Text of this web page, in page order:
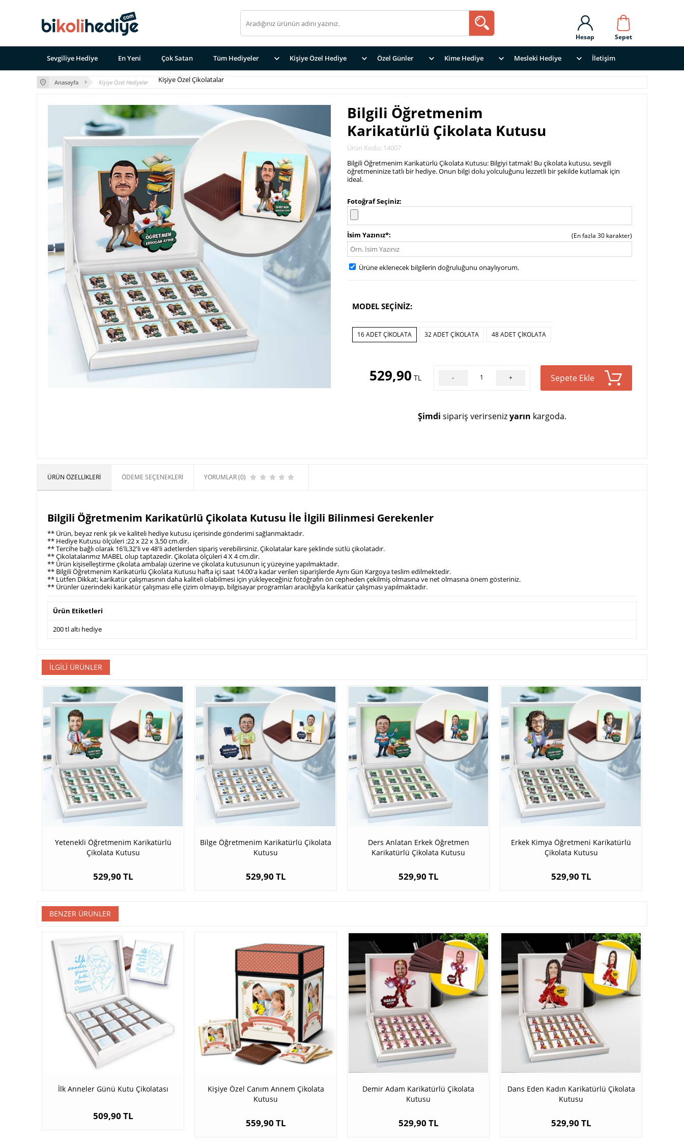
Sepet
Hesap
Sevgiliye Hediye En Yeni Çok Satan Tüm Hediyeler Kişiye Özel Hediye Özel Günler Kime Hediye Mesleki Hediye İletişim
Anasayfa Kişiye Özel Hediyeler Kişiye Özel Çikolatalar
Bilgili Öğretmenim
Karikatürlü Çikolata Kutusu
Ürün Kodu: 14007
Bilgili Öğretmenim Karikatürlü Çikolata Kutusu: Bilgiyi tatmak! Bu çikolata kutusu, sevgili
öğretmeninize tatlı bir hediye. Onun bilgi dolu yolculuğunu lezzetli bir şekilde kutlamak için
ideal.
Fotoğraf Seçiniz
İsim Yazınız* (En fazla 30 karakter)
Ürüne eklenecek bilgilerin doğruluğunu onaylıyorum.
MODEL SEÇİNİZ:
16 ADET ÇIKOLATA 32 ADET ÇIKOLATA 48 ADET ÇIKOLATA
529,90 TL - + Sepete Ekle
Şimdi sipariş verirsenizyarın kargoda.
ÜRÜN ÖZELLIKLERI ÖDEME SEÇENEKLERI YORUMLAR (0)
Bilgili Öğretmenim Karikatürlü Çikolata Kutusu İle İlgili Bilinmesi Gerekenler
** Ürün, beyaz renk şık ve kaliteli hediye kutusu içerisinde gönderimi sağlanmaktadır.
** Hediye Kutusu ölçüleri :22 x 22 x 3,50 cm.dir.
** Tercihe bağlı olarak 16'li,32'li ve 48'li adetlerden sipariş verebilirsiniz. Çikolatalar kare şeklinde sütlü çikolatadır.
** Çikolatalarımız MABEL olup taptazedir. Çikolata ölçüleri 4 X 4 cm.dir.
** Ürün kişiselleştirme çikolata ambalajı üzerine ve çikolata kutusunun iç yüzeyine yapılmaktadır.
** Bilgili Öğretmenim Karikatürlü Çikolata Kutusu hafta içi saat 14.00'a kadar verilen siparişlerde Aynı Gün Kargoya teslim edilmektedir.
** Lütfen Dikkat; karikatür çalışmasının daha kaliteli olabilmesi için yükleyeceğiniz fotoğrafın ön cepheden çekilmiş olmasına ve net olmasına önem gösteriniz.
** Ürünler üzerindeki karikatür çalışması elle çizim olmayıp, bilgisayar programları aracılığıyla karikatür çalışması yapılmaktadır.
Ürün Etiketleri
200 tl altı hediye
İLGILI ÜRÜNLER
Yetenekli Öğretmenim Karikatürlü
Çikolata Kutusu
529,90 TL
Bilge Öğretmenim Karikatürlü Çikolata
Kutusu
529,90 TL
Ders Anlatan Erkek Öğretmen
Karikatürlü Çikolata Kutusu
529,90 TL
Erkek Kimya Öğretmeni Karikatürlü
Çikolata Kutusu
529,90 TL
BENZER ÜRÜNLER
İlk Anneler Günü Kutu Çikolatası
509,90 TL
Kişiye Özel Canım Annem Çikolata
Kutusu
559,90 TL
Demir Adam Karikatürlü Çikolata
Kutusu
529,90 TL
Dans Eden Kadın Karikatürlü Çikolata
Kutusu
529,90 TL